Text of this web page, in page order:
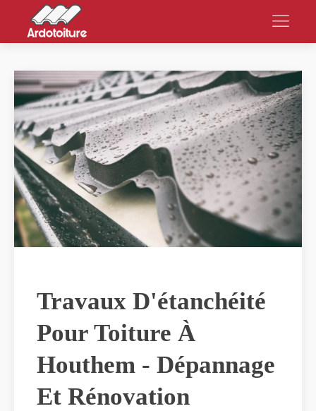
Travaux D'étanchéité
Pour Toiture À
Houthem - Dépannage
Et Rénovation